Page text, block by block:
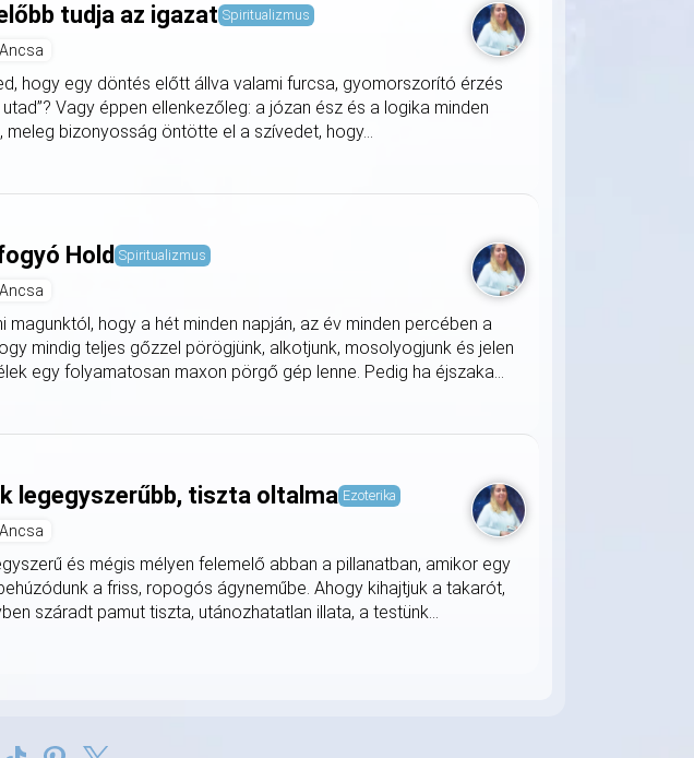
tudja az igazat Spiritualizmus
hogy egy döntés előtt állva valami furcsa, gyomorszorító érzés
Vagy éppen ellenkezőleg: a józan ész és a logika minden
meleg bizonyosság öntötte el a szívedet, hogy...
Hold Spiritualizmus
magunktól, hogy a hét minden napján, az év minden percében a
mindig teljes gőzzel pörögjünk, alkotjunk, mosolyogjunk és jelen
egy folyamatosan maxon pörgő gép lenne. Pedig ha éjszaka...
legegyszerűbb, tiszta oltalma Ezoterika
és mégis mélyen felemelő abban a pillanatban, amikor egy
a friss, ropogós ágyneműbe. Ahogy kihajtjuk a takarót,
száradt pamut tiszta, utánozhatatlan illata, a testünk...